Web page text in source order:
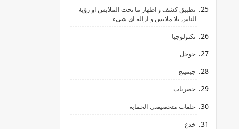
تطبيق كشف و اظهار ما تحت الملابس او رؤية
الناس بلا ملابس و ازالة اي شيء
تكنولوجيا
جوجل
جيمينج
حصريات
حلقات متخصيصي الحماية
خدع